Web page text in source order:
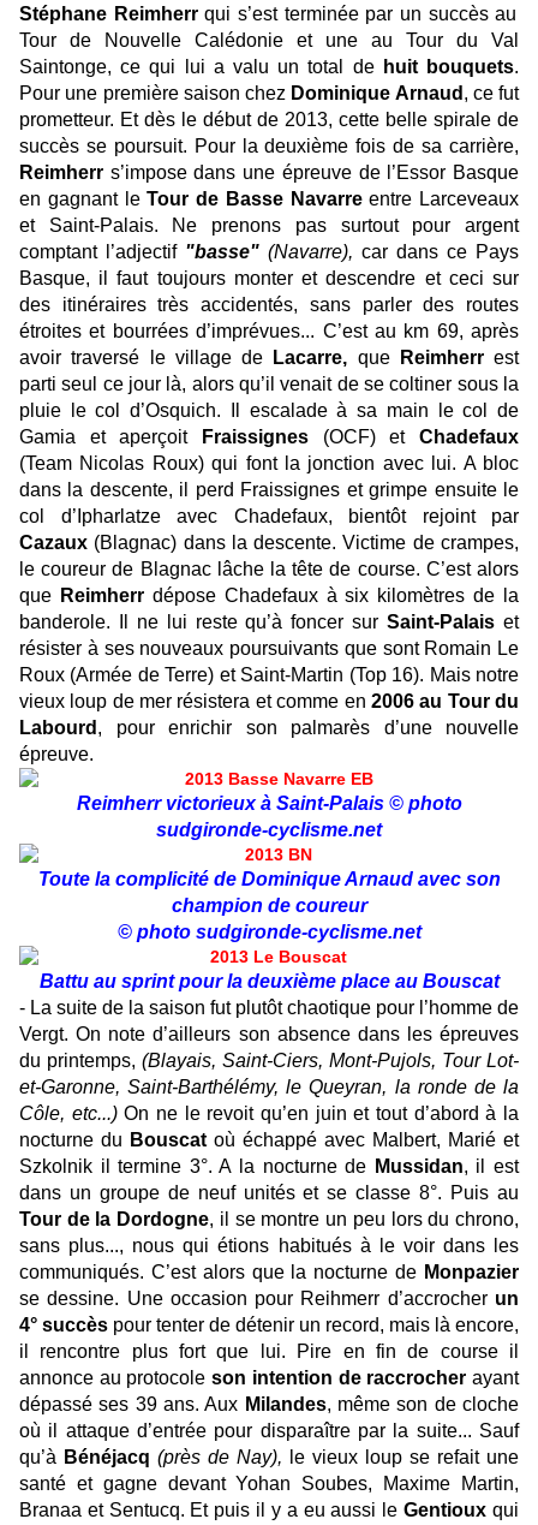
Stéphane Reimherrqui s’est terminée par un succès au
Tour de Nouvelle Calédonie et une au Tour du Val
Saintonge, ce qui lui a valu un total de huit bouquets.
Pour une première saison chez Dominique Arnaud , ce fut
prometteur. Et dès le début de 2013, cette belle spirale de
succès se poursuit. Pour la deuxième fois de sa carrière,
Reimherr s’impose dans une épreuve de l’Essor Basque
en gagnant leTour de Basse Navarreentre Larceveaux
et Saint-Palais. Ne prenons pas surtout pour argent
comptant l’adjectif "basse" (Navarre), car dans ce Pays
Basque, il faut toujours monter et descendre et ceci sur
des itinéraires très accidentés, sans parler des routes
étroites et bourrées d’imprévues... C’est au km 69, après
avoir traversé le village de
Lacarre, que Reimherrest
parti seul ce jour là, alors qu’il venait de se coltiner sous la
pluie le col d’Osquich. Il escalade à sa main le col de
Gamia et aperçoit
Fraissignes (OCF) et Chadefaux
(Team Nicolas Roux) qui font la jonction avec lui. A bloc
dans la descente, il perd Fraissignes et grimpe ensuite le
col d’Ipharlatze avec Chadefaux, bientôt rejoint par
Cazaux (Blagnac) dans la descente. Victime de crampes,
le coureur de Blagnac lâche la tête de course. C’est alors
que Reimherrdépose Chadefaux à six kilomètres de la
banderole. Il ne lui reste qu’à foncer surSaint-Palais et
résister à ses nouveaux poursuivants que sont Romain Le
Roux (Armée de Terre) et Saint-Martin (Top 16). Mais notre
vieux loup de mer résistera et comme en 2006 au Tour du
Labourd , pour enrichir son palmarès d’une nouvelle
épreuve.
Reimherr victorieux à Saint-Palais © photo
sudgironde-cyclisme.net
Toute la complicité de Dominique Arnaud avec son
champion de coureur
© photo sudgironde-cyclisme.net
Battu au sprint pour la deuxième place au Bouscat
- La suite de la saison fut plutôt chaotique pour l’homme de
Vergt. On note d’ailleurs son absence dans les épreuves
du printemps, (Blayais, Saint-Ciers, Mont-Pujols, Tour Lot-
et-Garonne, Saint-Barthélémy, le Queyran, la ronde de la
Côle, etc...)On ne le revoit qu’en juin et tout d’abord à la
nocturne du Bouscat où échappé avec Malbert, Marié et
Szkolnik il termine 3°. A la nocturne de Mussidan, il est
dans un groupe de neuf unités et se classe 8°. Puis au
Tour de la Dordogne, il se montre un peu lors du chrono,
sans plus..., nous qui étions habitués à le voir dans les
communiqués. C’est alors que la nocturne de Monpazier
se dessine. Une occasion pour Reihmerr d’accrocher un
4° succès pour tenter de détenir un record, mais là encore,
il rencontre plus fort que lui. Pire en fin de course il
annonce au protocoleson intention de raccrocher ayant
dépassé ses 39 ans. Aux Milandes, même son de cloche
où il attaque d’entrée pour disparaître par la suite... Sauf
qu’à Bénéjacq (près de Nay), le vieux loup se refait une
santé et gagne devant Yohan Soubes, Maxime Martin,
Branaa et Sentucq. Et puis il y a eu aussi leGentioux qui